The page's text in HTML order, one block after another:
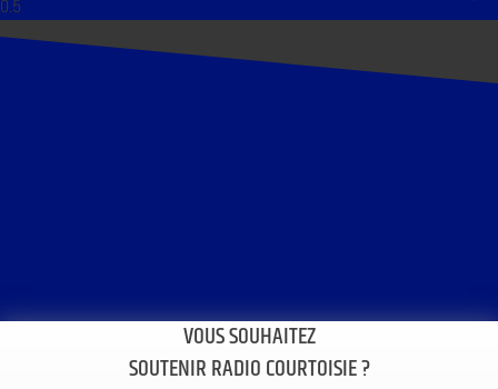
VOUS SOUHAITEZ
SOUTENIR RADIO COURTOISIE ?